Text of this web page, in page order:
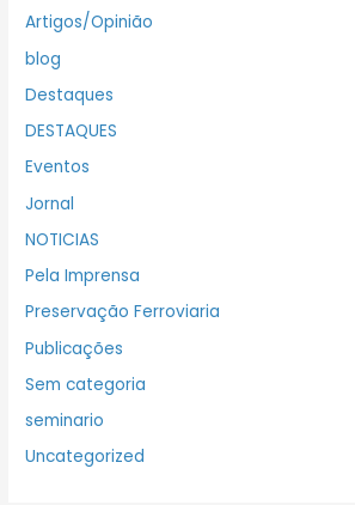
Artigos/Opinião
blog
Destaques
DESTAQUES
Eventos
Jornal
NOTICIAS
Pela Imprensa
Preservação Ferroviaria
Publicações
Sem categoria
seminario
Uncategorized